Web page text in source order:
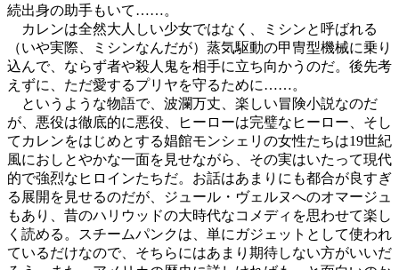
続出身の助手もいて……。
カレンは全然大人しい少女ではなく、ミシンと呼ばれる
（いや実際、ミシンなんだが）蒸気駆動の甲冑型機械に乗り
込んで、ならず者や殺人鬼を相手に立ち向かうのだ。後先考
えずに、ただ愛するプリヤを守るために……。
というような物語で、波瀾万丈、楽しい冒険小説なのだ
が、悪役は徹底的に悪役、ヒーローは完璧なヒーロー、そし
てカレンをはじめとする娼館モンシェリの女性たちは19世紀
風におしとやかな一面を見せながら、その実はいたって現代
的で強烈なヒロインたちだ。お話はあまりにも都合が良すぎ
る展開を見せるのだが、ジュール・ヴェルヌへのオマージュ
もあり、昔のハリウッドの大時代なコメディを思わせて楽し
く読める。スチームパンクは、単にガジェットとして使われ
ているだけなので、そちらにはあまり期待しない方がいいだ